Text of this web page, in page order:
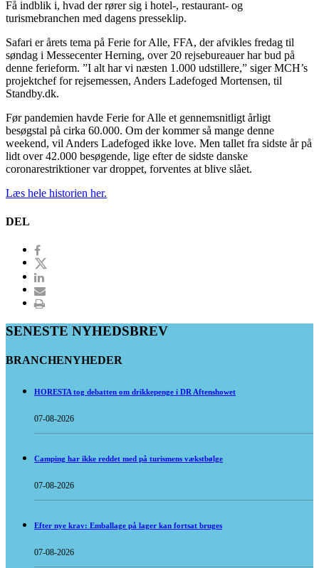
Få indblik i, hvad der rører sig i hotel-, restaurant- og
turismebranchen med dagens presseklip.
Safari er årets tema på Ferie for Alle, FFA, der afvikles fredag til
søndag i Messecenter Herning, over 20 rejsebureauer har bud på
denne ferieform. ”I alt har vi næsten 1.000 udstillere,” siger MCH’s
projektchef for rejsemessen, Anders Ladefoged Mortensen, til
Standby.dk.
Før pandemien havde Ferie for Alle et gennemsnitligt årligt
besøgstal på cirka 60.000. Om der kommer så mange denne
weekend, vil Anders Ladefoged ikke love. Men tallet fra sidste år på
lidt over 42.000 besøgende, lige efter de sidste danske
coronarestriktioner var droppet, forventes at blive slået.
Læs hele historien her.
DEL
SENESTE NYHEDSBREV
BRANCHENYHEDER
HORESTA tog debatten om drikkepenge i DR Aftenshowet
07-08-2026
Camping har ikke reddet med på turismens vækstbølge
07-08-2026
Efter nye krav: Emballage på lager kan fortsat bruges
07-08-2026